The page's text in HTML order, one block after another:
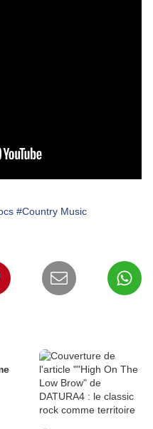
#Country Music